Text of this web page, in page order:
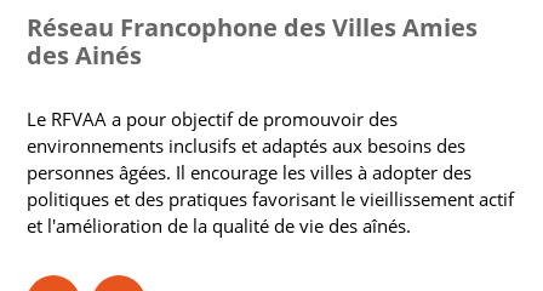
Réseau Francophone des Villes Amies
des Ainés
Le RFVAA a pour objectif de promouvoir des
environnements inclusifs et adaptés aux besoins des
personnes âgées. Il encourage les villes à adopter des
politiques et des pratiques favorisant le vieillissement actif
et l'amélioration de la qualité de vie des aînés.